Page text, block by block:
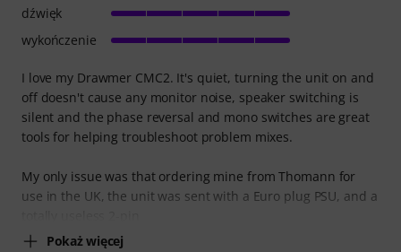
I love my Drawmer CMC2. It's quiet, turning the unit on and
off doesn't cause any monitor noise, speaker switching is
silent and the phase reversal and mono switches are great
tools for helping troubleshoot problem mixes.
My only issue was that ordering mine from Thomann for
use in the UK, the unit was sent with a Euro plug PSU, and a
Pokaż więcej
dźwięk
wykończenie